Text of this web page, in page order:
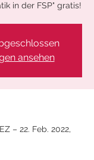
in der FSP" gratis!
ansehen
– 22. Feb. 2022,